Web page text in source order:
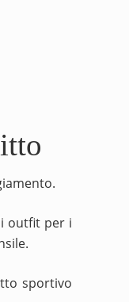
outfit per i
sportivo